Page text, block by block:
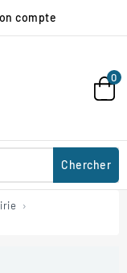
compte
0
Chercher